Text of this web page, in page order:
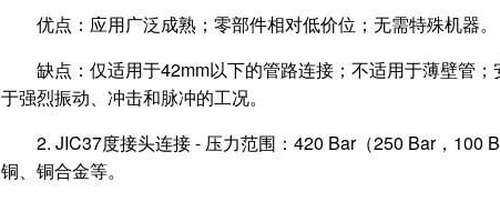
优点：应用广泛成熟；零部件相对低价位；无需特殊机器。
缺点：仅适用于42mm以下的管路连接；不适用于薄壁管
于强烈振动、冲击和脉冲的工况。
2. JIC37度接头连接 - 压力范围：420 Bar（250 Bar，100
铜、铜合金等。